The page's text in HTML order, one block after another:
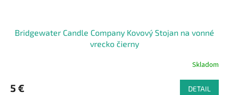
Bridgewater Candle Company Kovový Stojan na vonné
vrecko čierny
Skladom
5 € DETAIL